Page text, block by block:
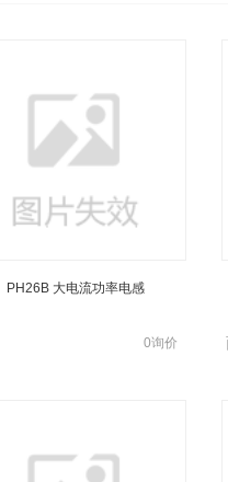
PH26B 大电流功率电感
0询价